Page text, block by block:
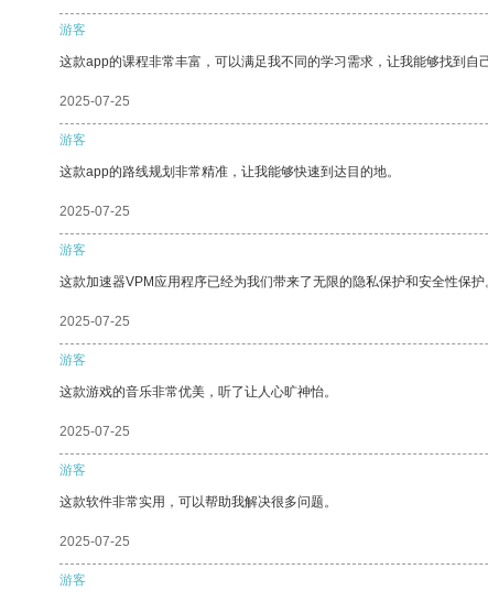
游客
这款app的课程非常丰富，可以满足我不同的学习需求，让我能够找到自
2025-07-25
游客
这款app的路线规划非常精准，让我能够快速到达目的地。
2025-07-25
游客
这款加速器VPM应用程序已经为我们带来了无限的隐私保护和安全性保护
2025-07-25
游客
这款游戏的音乐非常优美，听了让人心旷神怡。
2025-07-25
游客
这款软件非常实用，可以帮助我解决很多问题。
2025-07-25
游客